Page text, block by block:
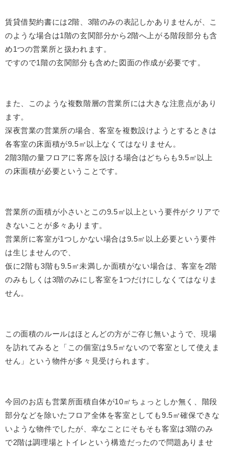
賃貸借契約書には2階、3階のみの表記しかありませんが、こ
のような場合は1階の玄関部分から2階へ上がる階段部分も含
め1つの営業所と扱われます。
ですので1階の玄関部分も含めた図面の作成が必要です。
また、このような複数階層の営業所には大きな注意点があり
ます。
深夜営業の営業所の場合、客室を複数設けようとするときは
各客室の床面積が9.5㎡以上なくてはなりません。
2階3階の量フロアに客席を設ける場合はどちらも9.5㎡以上
の床面積が必要ということです。
営業所の面積が小さいとこの9.5㎡以上という要件がクリアで
きないことが多々あります。
営業所に客室が1つしかない場合は9.5㎡以上必要という要件
は生じませんので、
仮に2階も3階も9.5㎡未満しか面積がない場合は、客室を2階
のみもしくは3階のみにし客室を1つだけにしなくてはなりま
せん。
この面積のルールはほとんどの方がご存じ無いようで、現場
を訪れてみると「この個室は9.5㎡ないので客室として使えま
せん」という物件が多々見受けられます。
今回のお店も営業所面積自体が10㎡ちょっとしか無く、階段
部分などを除いたフロア全体を客室としても9.5㎡確保できな
いような物件でしたが、幸なことにそもそも客室は3階のみ
で2階は調理場とトイレという構造だったので問題ありませ